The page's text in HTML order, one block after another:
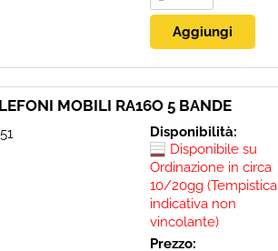
MOBILI RA16O 5 BANDE
Disponibilità:
Disponibile su
Ordinazione in circa
10/20gg (Tempistica
indicativa non
vincolante)
Prezzo: